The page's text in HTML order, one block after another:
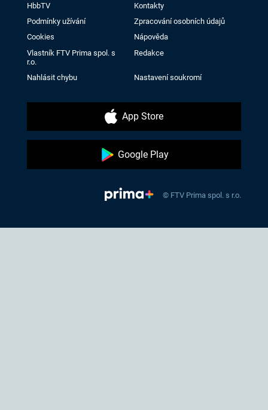
HbbTV
Kontakty
Podmínky užívání
Zpracování osobních údajů
Cookies
Nápověda
Vlastník FTV Prima spol. s
r.o.
Redakce
Nahlásit chybu Nastavení soukromí
App Store
Google Play
© FTV Prima spol. s r.o.